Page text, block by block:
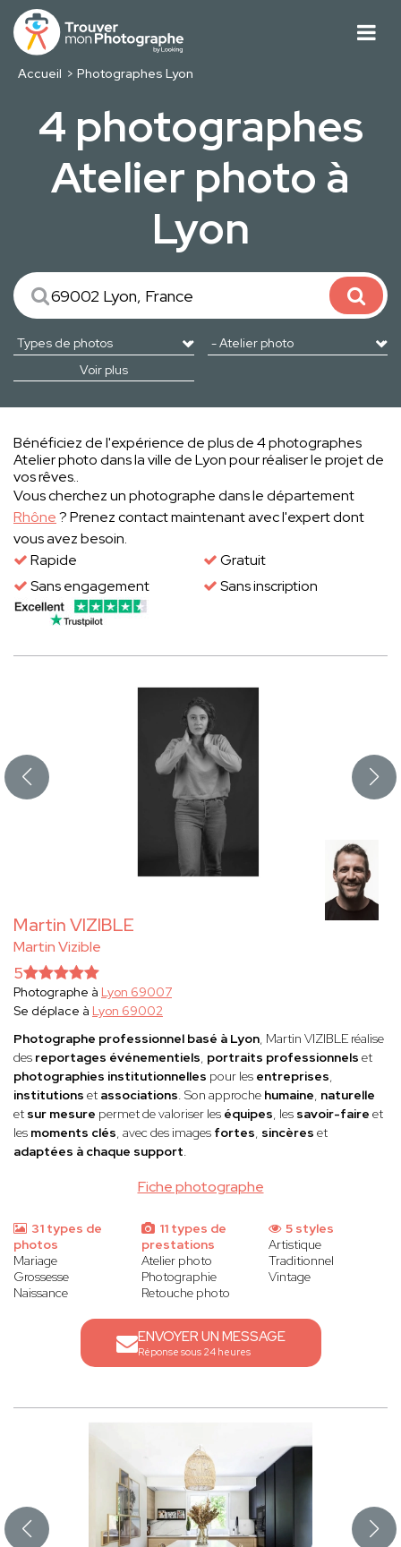
Accueil Photographes Lyon
4 photographes
Atelier photo à
Lyon
Voir plus
Bénéficiez de l'expérience de plus de 4 photographes
Atelier photo dans la ville de Lyon pour réaliser le projet de
vos rêves..
Vous cherchez un photographe dans le département
Rhône? Prenez contact maintenant avec l'expert dont
vous avez besoin.
Rapide
Gratuit
Sans engagement
Sans inscription
Martin VIZIBLE
Martin Vizible
Fiche photographe
5
Photographe à Lyon 69007
Se déplace à Lyon 69002
Photographe professionnel basé à Lyon, Martin VIZIBLE réalise
des reportages événementiels, portraits professionnels et
photographies institutionnelles pour les entreprises,
institutions et associations. Son approche humaine, naturelle
et sur mesure permet de valoriser les équipes, les savoir-faire et
les moments clés, avec des images fortes, sincères et
adaptées à chaque support.
31 types de
photos
Mariage
Grossesse
Naissance
11 types de
prestations
Atelier photo
Photographie
Retouche photo
5 styles
Artistique
Traditionnel
Vintage
ENVOYER UN MESSAGE
Réponse sous 24 heures